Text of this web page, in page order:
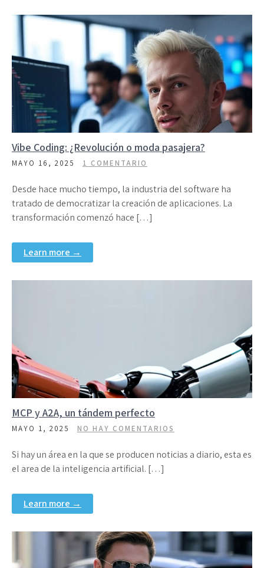
Vibe Coding: ¿Revolución o moda pasajera?
MAYO 16, 2025 1 COMENTARIO
Desde hace mucho tiempo, la industria del software ha
tratado de democratizar la creación de aplicaciones. La
transformación comenzó hace […]
Learn more →
MCP y A2A, un tándem perfecto
MAYO 1, 2025 NO HAY COMENTARIOS
Si hay un área en la que se producen noticias a diario, esta es
el area de la inteligencia artificial. […]
Learn more →